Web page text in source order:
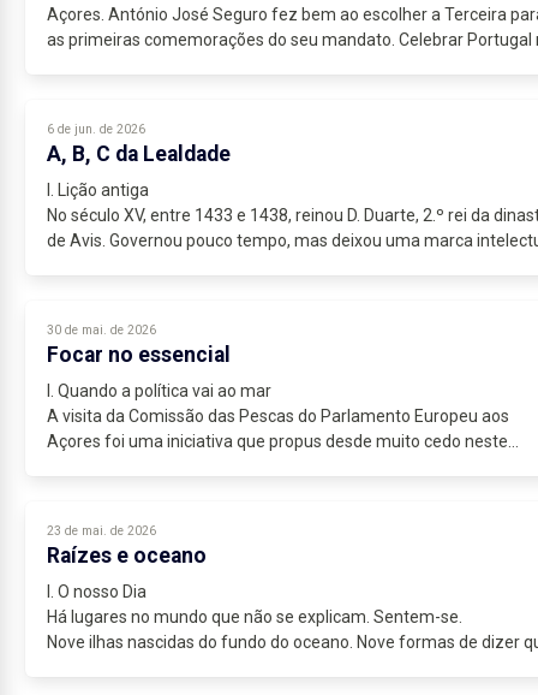
Açores. António José Seguro fez bem ao escolher a Terceira
as primeiras comemorações do seu mandato. Celebrar Portugal
6 de jun. de 2026
A, B, C da Lealdade
I. Lição antiga
No século XV, entre 1433 e 1438, reinou D. Duarte, 2.º rei da
de Avis. Governou pouco tempo, mas deixou uma marca
30 de mai. de 2026
Focar no essencial
I. Quando a política vai ao mar
A visita da Comissão das Pescas do Parlamento Europeu aos
Açores foi uma iniciativa que propus desde muito cedo neste
23 de mai. de 2026
Raízes e oceano
I. O nosso Dia
Há lugares no mundo que não se explicam. Sentem-se.
Nove ilhas nascidas do fundo do oceano. Nove formas de dizer